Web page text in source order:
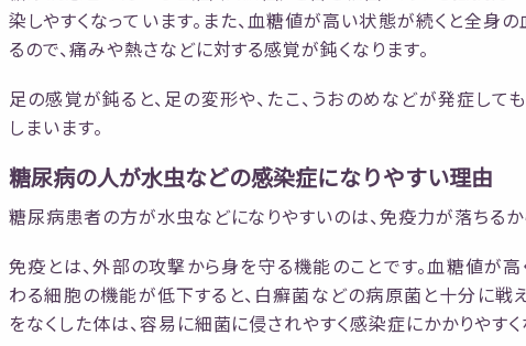
染しやすくなっています。また、血糖値が高い状態が続くと全身
るので、痛みや熱さなどに対する感覚が鈍くなります。
足の感覚が鈍ると、足の変形や、たこ、うおのめなどが発症して
しまいます。
糖尿病の人が水虫などの感染症になりやすい理由
糖尿病患者の方が水虫などになりやすいのは、免疫力が落ちるか
免疫とは、外部の攻撃から身を守る機能のことです。血糖値が
わる細胞の機能が低下すると、白癬菌などの病原菌と十分に戦
をなくした体は、容易に細菌に侵されやすく感染症にかかりやすく